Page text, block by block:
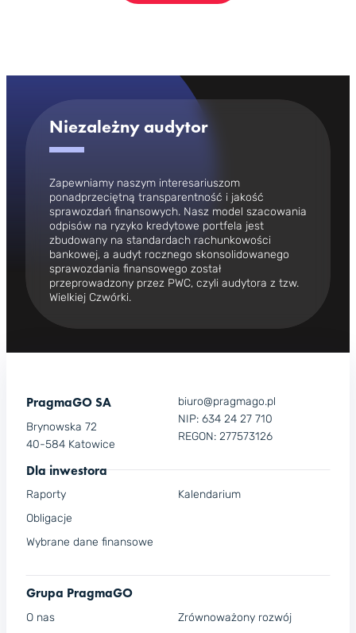
Niezależny audytor
Zapewniamy naszym interesariuszom
ponadprzeciętną transparentność i jakość
sprawozdań finansowych. Nasz model szacowania
odpisów na ryzyko kredytowe portfela jest
zbudowany na standardach rachunkowości
bankowej, a audyt rocznego skonsolidowanego
sprawozdania finansowego został
przeprowadzony przez PWC, czyli audytora z tzw.
Wielkiej Czwórki.
PragmaGO SA
Brynowska 72
40-584 Katowice
biuro@pragmago.pl
NIP: 634 24 27 710
REGON: 277573126
Dla inwestora
Raporty
Obligacje
Wybrane dane finansowe
Kalendarium
Grupa PragmaGO
O nas
Zrównoważony rozwój